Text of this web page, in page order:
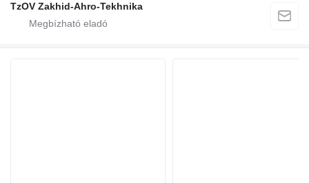
TzOV Zakhid-Ahro-Tekhnika